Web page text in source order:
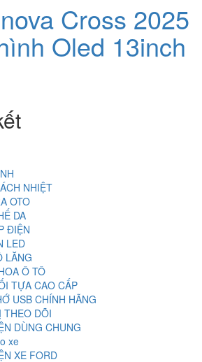
Cross 2025
Oled 13inch
NHIỆT
OTO
DA
ĐIỆN
LED
LĂNG
Ô TÔ
TỰA CAO CẤP
USB CHÍNH HÃNG
THEO DÕI
DÙNG CHUNG
xe
XE FORD